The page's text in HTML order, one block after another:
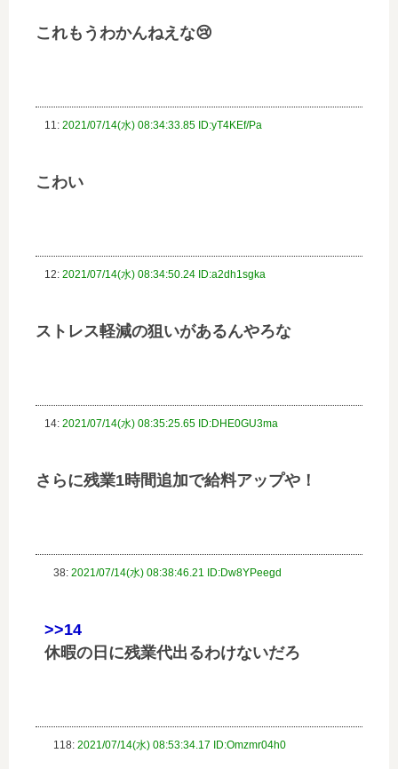
これもうわかんねえな😢
11: 2021/07/14(水) 08:34:33.85 ID:yT4KEf/Pa
こわい
12: 2021/07/14(水) 08:34:50.24 ID:a2dh1sgka
ストレス軽減の狙いがあるんやろな
14: 2021/07/14(水) 08:35:25.65 ID:DHE0GU3ma
さらに残業1時間追加で給料アップや！
38: 2021/07/14(水) 08:38:46.21 ID:Dw8YPeegd
>>14
休暇の日に残業代出るわけないだろ
118: 2021/07/14(水) 08:53:34.17 ID:Omzmr04h0